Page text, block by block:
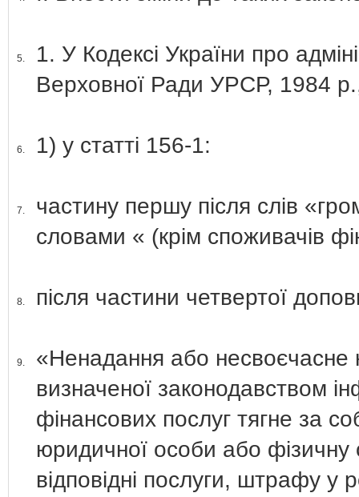
5.
1. У Кодексі України про
Верховної Ради УРСР, 1984
6. 1) у статті 156-1:
7.
частину першу після слів
словами « (крім споживачів
8. після частини четвертої
9.
«Ненадання або несвоєчасне
визначеної законодавством
фінансових послуг тягне за
юридичної особи або фізичну
відповідні послуги, штрафу у